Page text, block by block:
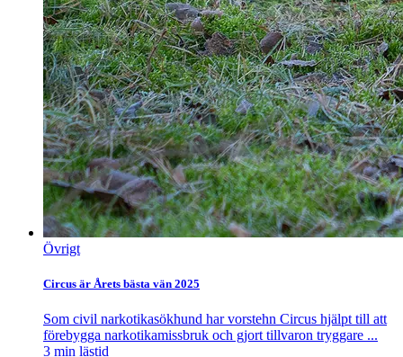
Övrigt
Circus är Årets bästa vän 2025
Som civil narkotikasökhund har vorstehn Circus hjälpt till att
förebygga narkotikamissbruk och gjort tillvaron tryggare ...
3 min lästid